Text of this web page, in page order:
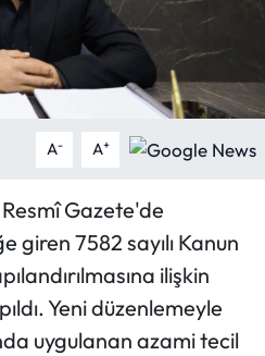
A- A+
Gazete'de
giren 7582 sayılı Kanun
ilişkin
Yeni düzenlemeyle
uygulanan azami tecil